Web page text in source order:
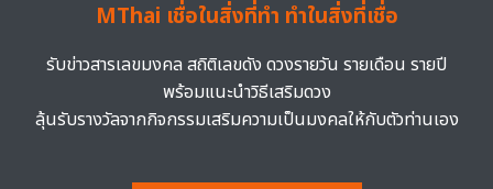
MThai เชื่อในสิ่งที่ทำ ทำในสิ่งที่เชื่อ
รับข่าวสารเลขมงคล สถิติเลขดัง ดวงรายวัน รายเดือน รายปี
พร้อมแนะนำวิธีเสริมดวง
ลุ้นรับรางวัลจากกิจกรรมเสริมความเป็นมงคลให้กับตัวท่านเอง